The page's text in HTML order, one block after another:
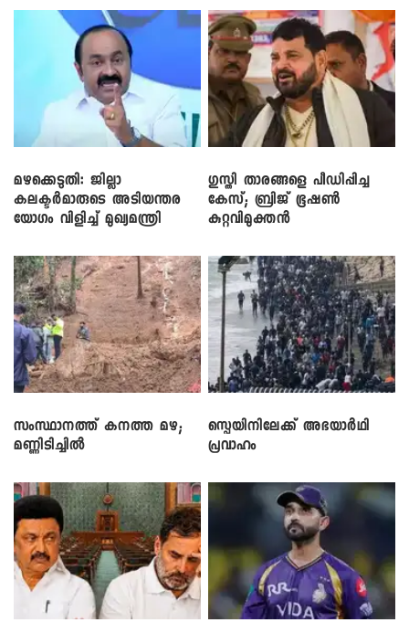
മഴക്കെടുതി: ജില്ലാ
കലക്ടർമാരുടെ അടിയന്തര
യോഗം വിളിച്ച് മുഖ്യമന്ത്രി
​ഗുസ്തി താരങ്ങളെ പീഡിപ്പിച്ച
കേസ്; ബ്രിജ് ഭൂഷൺ
കുറ്റവിമുക്തൻ
സംസ്ഥാനത്ത് കനത്ത മഴ;
മണ്ണിടിച്ചിൽ
സ്പെയിനിലേക്ക് അഭയാർഥി
പ്രവാഹം